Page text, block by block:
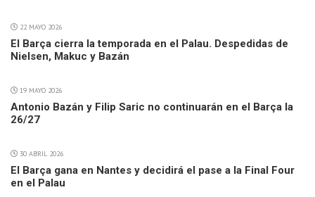
22 MAYO 2026
El Barça cierra la temporada en el Palau. Despedidas de
Nielsen, Makuc y Bazán
19 MAYO 2026
Antonio Bazán y Filip Saric no continuarán en el Barça la
26/27
30 ABRIL 2026
El Barça gana en Nantes y decidirá el pase a la Final Four
en el Palau